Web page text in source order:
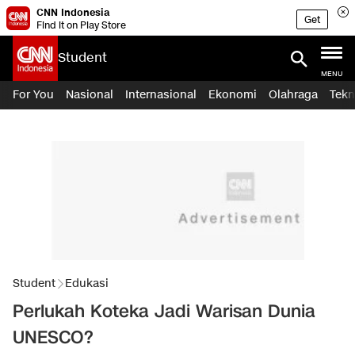
CNN Indonesia
Find it on Play Store
Get
Student
MENU
For You Nasional Internasional Ekonomi Olahraga
Student Edukasi
Perlukah Koteka Jadi Warisan Dunia
UNESCO?